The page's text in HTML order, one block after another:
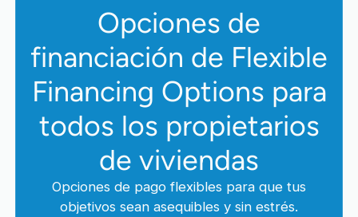
Opciones de
financiación de Flexible
Financing Options para
todos los propietarios
de viviendas
Opciones de pago flexibles para que tus
objetivos sean asequibles y sin estrés.